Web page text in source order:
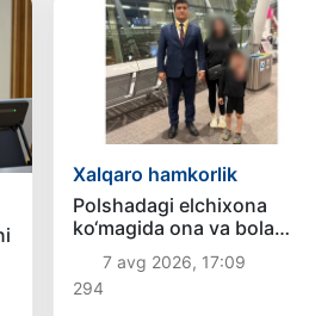
Xalqaro hamkorlik
Polshadagi elchixona
ko‘magida ona va bola
Vatanga qaytarildi
7 avg 2026, 17:09
294